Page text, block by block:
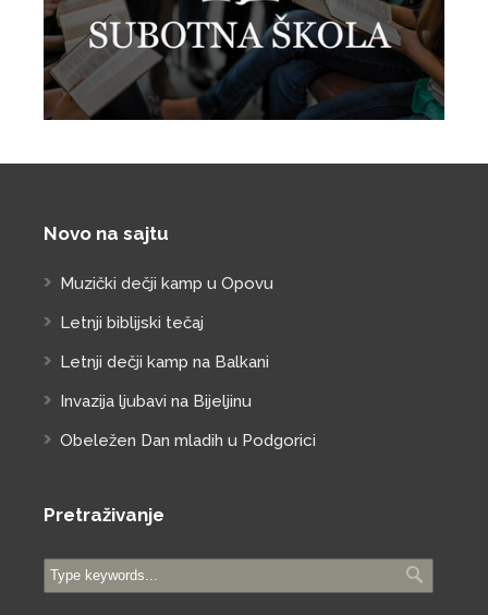
Novo na sajtu
Muzički dečji kamp u Opovu
Letnji biblijski tečaj
Letnji dečji kamp na Balkani
Invazija ljubavi na Bijeljinu
Obeležen Dan mladih u Podgorici
Pretraživanje